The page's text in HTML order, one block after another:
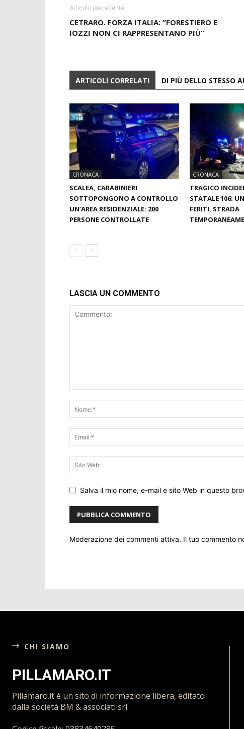
Articolo precedente
CETRARO. FORZA ITALIA: “FORESTIERO E
IOZZI NON CI RAPPRESENTANO PIÙ”
ARTICOLI CORRELATI DI PIÙ DELLO STESSO
CRONACA
SCALEA, CARABINIERI
SOTTOPONGONO A CONTROLLO
UN’AREA RESIDENZIALE: 200
PERSONE CONTROLLATE
CRONACA
TRAGICO
STATALE 106:
FERITI, STRADA
LASCIA UN COMMENTO
Salva il mio nome, e-mail e sito Web in questo
Moderazione dei commenti attiva. Il tuo commento
CHI SIAMO
PILLAMARO.IT
Pillamaro.it è un sito di informazione libera, editato
dalla società BM & associati srl.